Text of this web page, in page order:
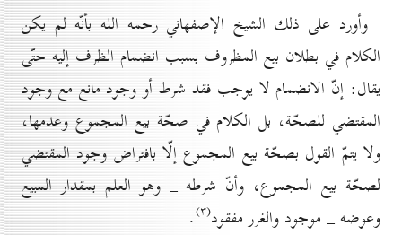
وأورد على ذلك الشيخ الإصفهاني رحمه الله بأنّه لم يكن
الكلام في بطلان بيع المظروف بسبب انضمام الظرف إليه حتّى
يقال: إنّ الانضمام لا يوجب فقد شرط أو وجود مانع مع وجود
المقتضي للصحّة، بل الكلام في صحّة بيع المجموع وعدمها،
ولا يتمّ القول بصحّة بيع المجموع إلّا بافتراض وجود المقتضي
لصحّة بيع المجموع، وأنّ شرطه _ وهو العلم بمقدار المبيع
وعوضه _ موجود والغرر مفقود(۳) .